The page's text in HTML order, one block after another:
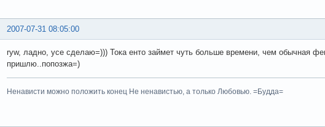
2007-07-31 08:05:00
ryw, ладно, усе сделаю=))) Тока енто займет чуть больше времени, чем обычная
пришлю..попозжа=)
Ненависти можно положить конец Не ненавистью, а только Любовью. =Будда=